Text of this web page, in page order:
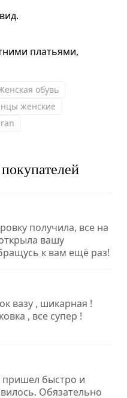
платьями,
обувь
женские
получила, все на
вашу
к вам ещё раз!
вазу , шикарная !
, все супер !
пришел быстро и
Обязательно